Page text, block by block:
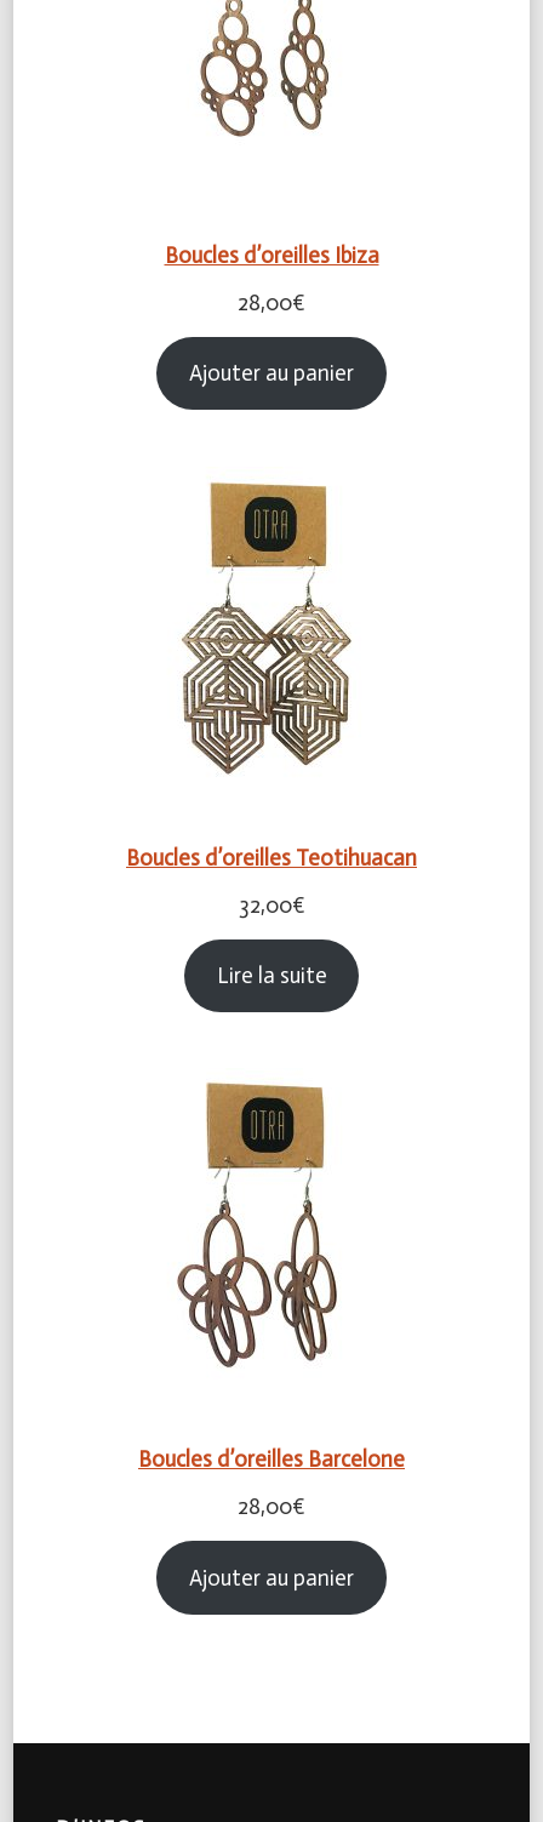
Boucles d’oreilles Ibiza
28,00€
Ajouter au panier
Boucles d’oreilles Teotihuacan
32,00€
Lire la suite
Boucles d’oreilles Barcelone
28,00€
Ajouter au panier